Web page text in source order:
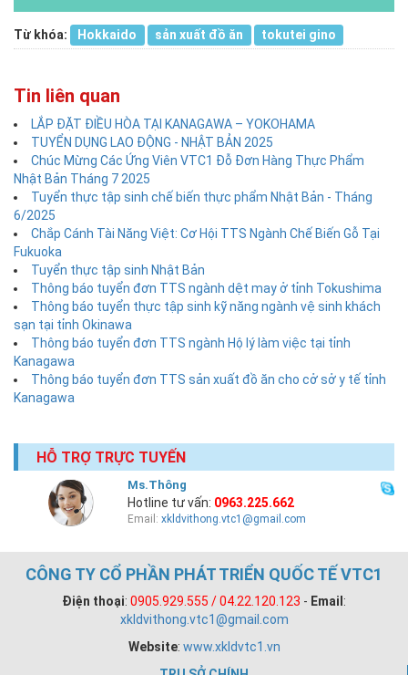
Từ khóa: Hokkaido sản xuất đồ ăn tokutei gino
Tin liên quan
LẮP ĐẶT ĐIỀU HÒA TẠI KANAGAWA – YOKOHAMA
TUYỂN DỤNG LAO ĐỘNG - NHẬT BẢN 2025
Chúc Mừng Các Ứng Viên VTC1 Đỗ Đơn Hàng Thực Phẩm
Nhật Bản Tháng 7 2025
Tuyển thực tập sinh chế biến thực phẩm Nhật Bản - Tháng
6/2025
Chắp Cánh Tài Năng Việt: Cơ Hội TTS Ngành Chế Biến Gỗ Tại
Fukuoka
Tuyển thực tập sinh Nhật Bản
Thông báo tuyển đơn TTS ngành dệt may ở tỉnh Tokushima
Thông báo tuyển thực tập sinh kỹ năng ngành vệ sinh khách
sạn tại tỉnh Okinawa
Thông báo tuyển đơn TTS ngành Hộ lý làm việc tại tỉnh
Kanagawa
Thông báo tuyển đơn TTS sản xuất đồ ăn cho cở sở y tế tỉnh
Kanagawa
HỖ TRỢ TRỰC TUYẾN
Ms.Thông
Hotline tư vấn: 0963.225.662
Email:xkldvithong.vtc1@gmail.com
CÔNG TY CỔ PHẦN PHÁT TRIỂN QUỐC TẾ VTC1
Điện thoại: 0905.929.555 / 04.22.120.123 - Email :
xkldvithong.vtc1@gmail.com
Website: www.xkldvtc1.vn